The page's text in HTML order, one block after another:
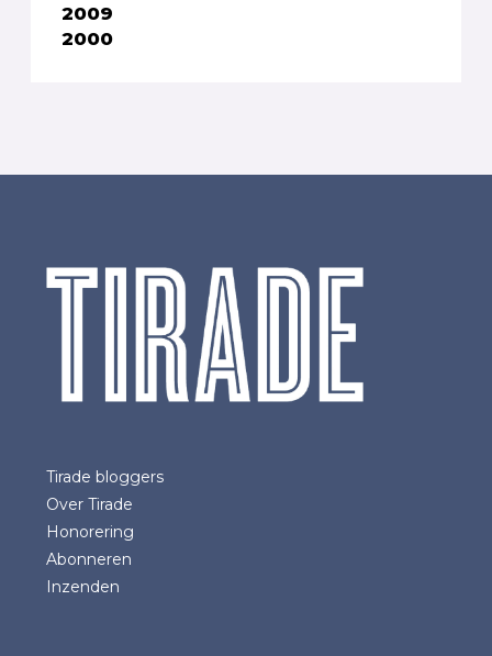
2009
2000
Tirade bloggers
Over Tirade
Honorering
Abonneren
Inzenden